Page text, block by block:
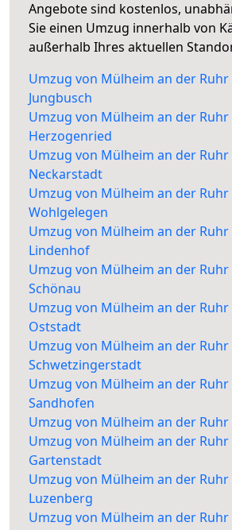
Angebote sind kostenlos,
Sie einen Umzug innerhalb von
außerhalb Ihres aktuellen
Umzug von Mülheim an der Ruhr
Jungbusch
Umzug von Mülheim an der Ruhr
Herzogenried
Umzug von Mülheim an der Ruhr
Neckarstadt
Umzug von Mülheim an der Ruhr
Wohlgelegen
Umzug von Mülheim an der Ruhr
Lindenhof
Umzug von Mülheim an der Ruhr
Schönau
Umzug von Mülheim an der Ruhr
Oststadt
Umzug von Mülheim an der Ruhr
Schwetzingerstadt
Umzug von Mülheim an der Ruhr
Sandhofen
Umzug von Mülheim an der
Umzug von Mülheim an der Ruhr
Gartenstadt
Umzug von Mülheim an der Ruhr
Luzenberg
Umzug von Mülheim an der Ruhr